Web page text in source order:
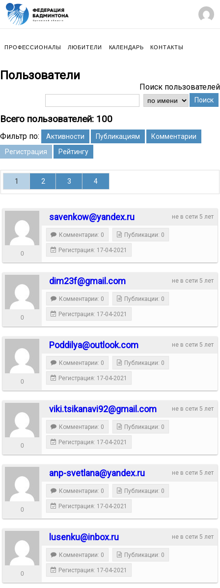
ПРОФЕССИОНАЛЫ ЛЮБИТЕЛИ КАЛЕНДАРЬ КОНТАКТЫ
Пользователи
Поиск пользователей
Поиск
Всего пользователей: 100
Фильтр по: Активности Публикациям
Комментарии
Регистрация
Рейтингу
1 2 3 4
не в сети 5 лет
savenkow@yandex.ru
0
Комментарии: 0 Публикации: 0
Регистрация: 17-04-2021
не в сети 5 лет
dim23f@gmail.com
0
Комментарии: 0 Публикации: 0
Регистрация: 17-04-2021
не в сети 5 лет
Poddilya@outlook.com
0
Комментарии: 0 Публикации: 0
Регистрация: 17-04-2021
не в сети 5 лет
viki.tsikanavi92@gmail.com
0
Комментарии: 0 Публикации: 0
Регистрация: 17-04-2021
не в сети 5 лет
anp-svetlana@yandex.ru
0
Комментарии: 0 Публикации: 0
Регистрация: 17-04-2021
не в сети 5 лет
lusenku@inbox.ru
0
Комментарии: 0 Публикации: 0
Регистрация: 17-04-2021